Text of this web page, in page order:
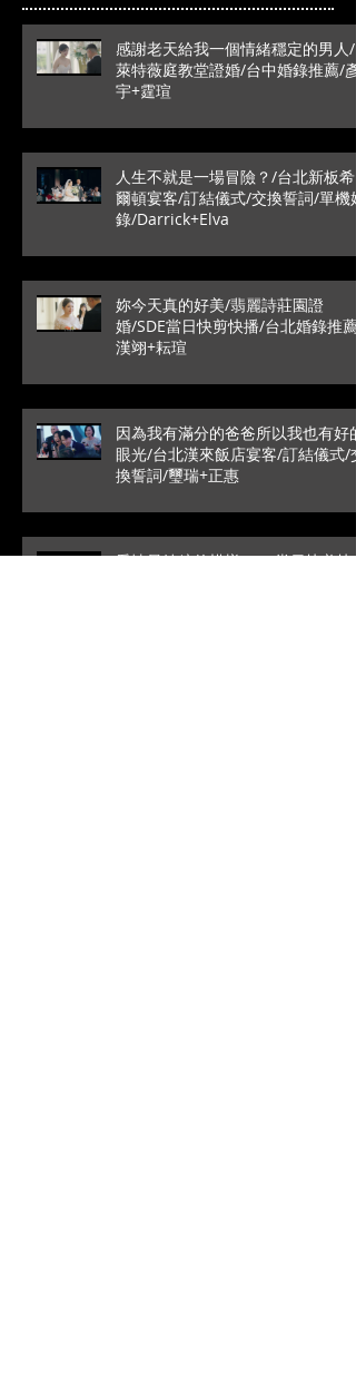
感謝老天給我一個情緒穩定的男人/
萊特薇庭教堂證婚/台中婚錄推薦/彥
宇+霆瑄
人生不就是一場冒險？/台北新板希
爾頓宴客/訂結儀式/交換誓詞/單機婚
錄/Darrick+Elva
妳今天真的好美/翡麗詩莊園證
婚/SDE當日快剪快播/台北婚錄推薦/
漢翊+耘瑄
因為我有滿分的爸爸所以我也有好的
眼光/台北漢來飯店宴客/訂結儀式/交
換誓詞/璽瑞+正惠
愛情最純粹的模樣/SDE當日快剪快